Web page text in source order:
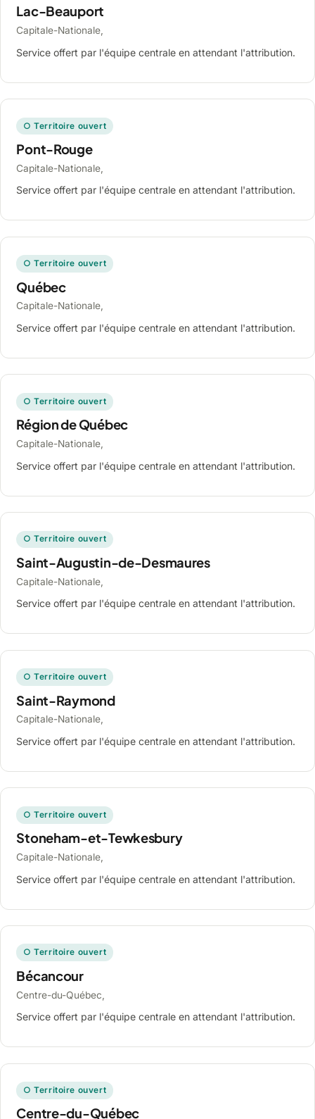
Lac-Beauport
Capitale-Nationale,
Service offert par l'équipe centrale en attendant l'attribution.
○ Territoire ouvert
Pont-Rouge
Capitale-Nationale,
Service offert par l'équipe centrale en attendant l'attribution.
○ Territoire ouvert
Québec
Capitale-Nationale,
Service offert par l'équipe centrale en attendant l'attribution.
○ Territoire ouvert
Région de Québec
Capitale-Nationale,
Service offert par l'équipe centrale en attendant l'attribution.
○ Territoire ouvert
Saint-Augustin-de-Desmaures
Capitale-Nationale,
Service offert par l'équipe centrale en attendant l'attribution.
○ Territoire ouvert
Saint-Raymond
Capitale-Nationale,
Service offert par l'équipe centrale en attendant l'attribution.
○ Territoire ouvert
Stoneham-et-Tewkesbury
Capitale-Nationale,
Service offert par l'équipe centrale en attendant l'attribution.
○ Territoire ouvert
Bécancour
Centre-du-Québec,
Service offert par l'équipe centrale en attendant l'attribution.
○ Territoire ouvert
Centre-du-Québec